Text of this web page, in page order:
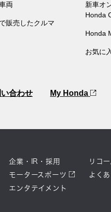
両
販売したクルマ
新車オ
Honda
Honda
お気に
合わせ My Honda
企業・IR・採用
モータースポーツ
エンタテイメント
リコー
よく